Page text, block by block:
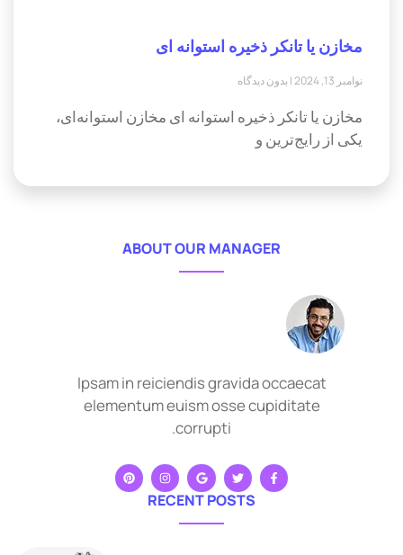
مخازن یا تانکر ذخیره استوانه ای
نوامبر 13, 2024 بدون دیدگاه
مخازن یا تانکر ذخیره استوانه ای مخازن استوانه‌ای،
یکی از رایج‌ترین و
ABOUT OUR MANAGER
Ipsam in reiciendis gravida occaecat
elementum euism osse cupiditate
corrupti.
RECENT POSTS